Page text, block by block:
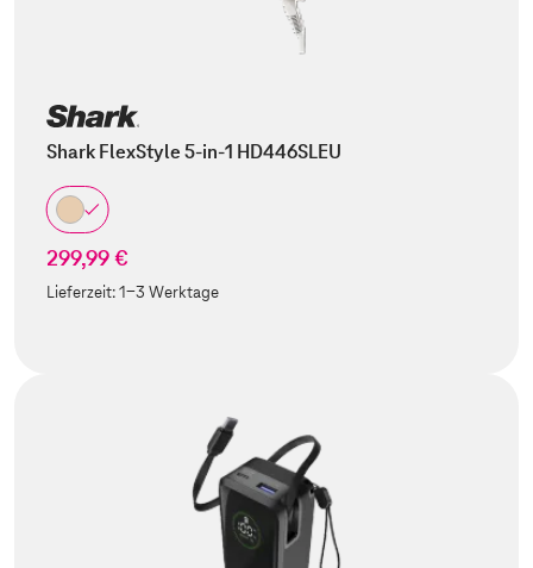
Shark FlexStyle 5-in-1 HD446SLEU
299,99 €
Lieferzeit:1-3 Werktage